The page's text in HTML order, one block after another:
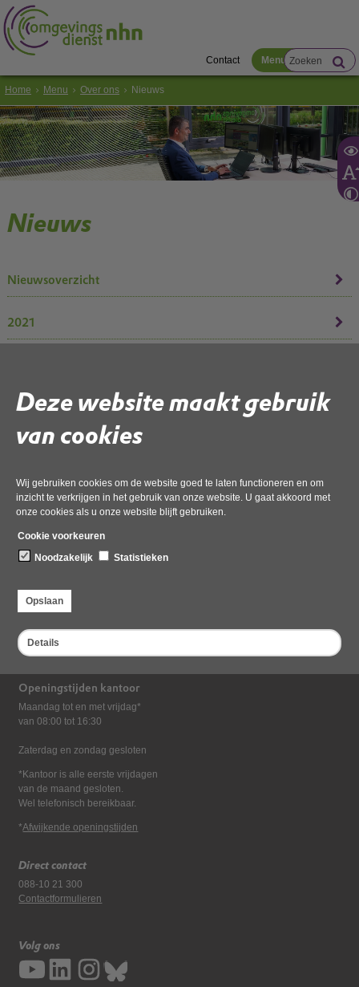
Deze website maakt gebruik
van cookies
Wij gebruiken cookies om de website goed te laten functioneren en om
inzicht te verkrijgen in het gebruik van onze website. U gaat akkoord met
onze cookies als u onze website blijft gebruiken.
Cookie voorkeuren
Noodzakelijk
Statistieken
Opslaan
Details
Contact Menu
Home Menu Over ons Nieuws
Nieuws
Nieuwsoverzicht
2021
Bezoekadres
Postadres
Openingstijden kantoor
Maandag tot en met vrijdag*
van 08:00 tot 16:30
Zaterdag en zondag gesloten
*Kantoor is alle eerste vrijdagen
van de maand gesloten.
Wel telefonisch bereikbaar.
*Afwijkende openingstijden
Direct contact
088-10 21 300
Contactformulieren
Volg ons